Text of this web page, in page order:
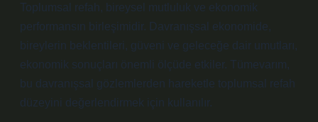
Toplumsal refah, bireysel mutluluk ve ekonomik
performansın birleşimidir. Davranışsal ekonomide,
bireylerin beklentileri, güveni ve geleceğe dair umutları,
ekonomik sonuçları önemli ölçüde etkiler. Tümevarım,
bu davranışsal gözlemlerden hareketle toplumsal refah
düzeyini değerlendirmek için kullanılır.